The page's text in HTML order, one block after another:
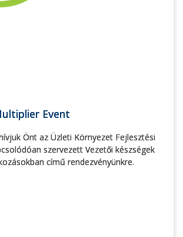
Event
Önt az Üzleti Környezet Fejlesztési
szervezett Vezetői készségek
című rendezvényünkre.